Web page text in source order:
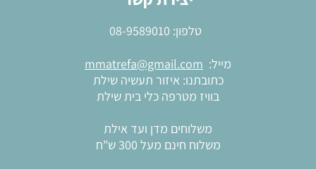
טלפון: 08-9589010
מייל: mmatrefa@gmail.com
כתובתנו: איזור תעשיה שילת
בוויז מטרפה כלי בית שילת
משלוחים מדן ועד אילת
משלוח חינם מעל 300 ש"ח